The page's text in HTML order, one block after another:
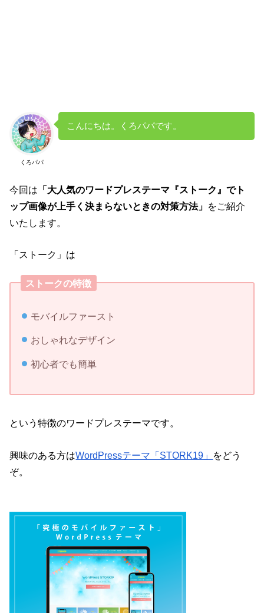
くろパパ
こんにちは。くろパパです。
今回は 「大人気のワードプレステーマ『ストーク』でト
ップ画像が上手く決まらないときの対策方法」 をご紹介
いたします。
「ストーク」は
ストークの特徴
モバイルファースト
おしゃれなデザイン
初心者でも簡単
という特徴のワードプレステーマです。
興味のある方はWordPressテーマ「STORK19」 をどう
ぞ。